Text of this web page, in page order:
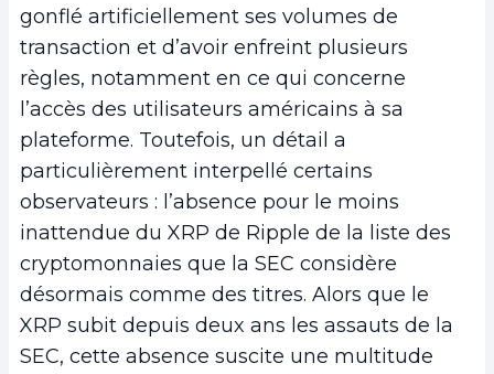
gonflé artificiellement ses volumes de
transaction et d’avoir enfreint plusieurs
règles, notamment en ce qui concerne
l’accès des utilisateurs américains à sa
plateforme. Toutefois, un détail a
particulièrement interpellé certains
observateurs : l’absence pour le moins
inattendue du XRP de Ripple de la liste des
cryptomonnaies que la SEC considère
désormais comme des titres. Alors que le
XRP subit depuis deux ans les assauts de la
SEC, cette absence suscite une multitude